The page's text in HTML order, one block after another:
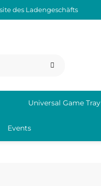
des Ladengeschäfts
Universal Game Tray
Events